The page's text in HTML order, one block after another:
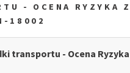
- OCENA RYZYKA
18002
transportu - Ocena